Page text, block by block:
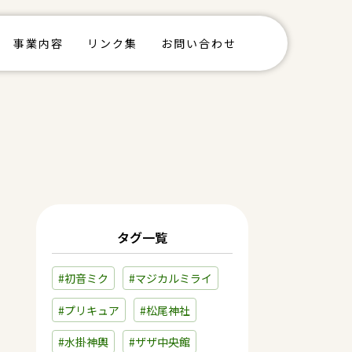
事業内容 リンク集 お問い合わせ
タグ一覧
#初音ミク #マジカルミライ
#プリキュア #松尾神社
#水掛神輿 #ザザ中央館